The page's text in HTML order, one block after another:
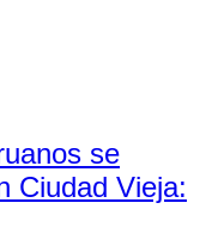
se
Ciudad Vieja: